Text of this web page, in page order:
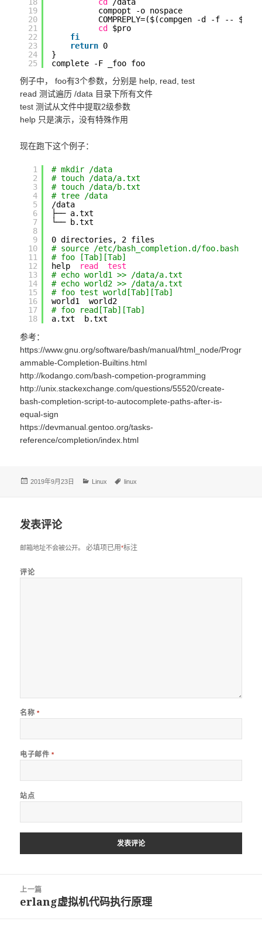
19
20
21
22
23
24
25
compopt -o nospace
COMPREPLY=($(compgen -d -f --
cd $pro
fi
return 0
}
complete -F _foo foo
例子中， foo有3个参数，分别是 help, read, test
read 测试遍历 /data 目录下所有文件
test 测试从文件中提取2级参数
help 只是演示，没有特殊作用
现在跑下这个例子：
1
2
3
4
5
6
7
8
9
10
11
12
13
14
15
16
17
18
# mkdir /data
# touch /data/a.txt
# touch /data/b.txt
# tree /data
/data
├── a.txt
└── b.txt
0 directories, 2 files
# source /etc/bash_completion.d/foo.bash
# foo [Tab][Tab]
help read
test
# echo world1 >> /data/a.txt
# echo world2 >> /data/a.txt
# foo test world[Tab][Tab]
world1  world2
# foo read[Tab][Tab]
a.txt  b.txt
参考：
https://www.gnu.org/software/bash/manual/html_node/Progr
ammable-Completion-Builtins.html
http://kodango.com/bash-competion-programming
http://unix.stackexchange.com/questions/55520/create-
bash-completion-script-to-autocomplete-paths-after-is-
equal-sign
https://devmanual.gentoo.org/tasks-
reference/completion/index.html
发
2019年9月23日
分Linux
标
linux
发表评论
邮箱地址不会被公开。 必填项已用*标注
评论
名称 *
电子邮件 *
站点
上一篇
上
erlang虚拟机代码执行原理